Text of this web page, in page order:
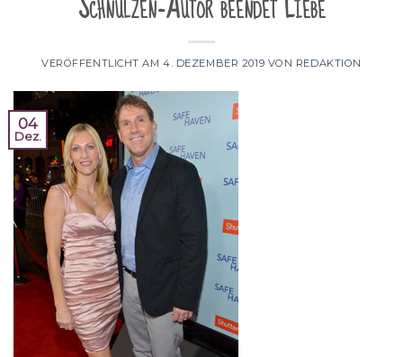
VERÖFFENTLICHT AM4. DEZEMBER 2019 VON REDAKTION
04
Dez.